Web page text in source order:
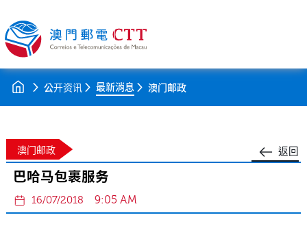
公开资讯 最新消息 澳门邮政
返回
澳门邮政
巴哈马包裹服务
16/07/2018 9:05 AM